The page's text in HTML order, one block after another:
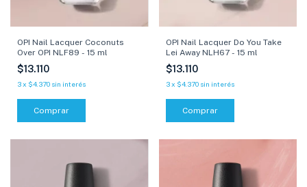
OPI Nail Lacquer Coconuts
Over OPI NLF89 - 15 ml
$13.110
3x $4.370 sin interés
Comprar
OPI Nail Lacquer Do You Take
Lei Away NLH67 - 15 ml
$13.110
3 x $4.370 sin interés
Comprar